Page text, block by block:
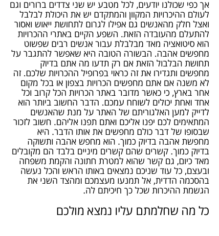
אך כפי שכולנו יודעים, לכל מטבע יש שני צדדים ברורים וגם
לעולם ההיכרויות המקוון והמתקדם יש את היכולת לבלבל
ואצל חלק מהאנשים גם אפילו לגרום לתחושת ייאוש ואסור
להתעלם מהעובדה הזאת. השפע הקיים באתרי ההכרויות
הוא סיטואציה מאד מבלבלת עבור אנשים רבים שפשוט
מחפשים אהבה. הבשורה הטובה היא שאפשר להתגבר על
תחושת הבלבול הזאת אם רק תדעו מה אתם בדיוק
מחפשים ותגדירו את זה כראוי בפרופיל ההכרויות שלכם. זה
לא משנה אם אתם מחפשים הכרויות בצפון או בכל מקום
אחר בארץ, כי כאשר מדובר באתר הכרויות הכל קרוב וכל
אחד ואחת יכולים לשוחח עמכם. הדבר החשוב ביותר הוא
לדייק למען האלגוריתם של האתר על מנת שהאנשים
המתאימים לכם יפנו אליכם ואתם תפנו אליהם. חשוב לזכור
שבסופו של דבר כולם מחפשים את אותו הדבר. היא
מחפשת אהבה בדיוק כמוך. הוא מחפש אהבה ותשוקה
בדיוק כמוך. קשרים שהם קשרים מיניים בלבד הם מקובלים
מאד כיום, גם קשר שהוא למטרת חתונה והקמת משפחה
ובעצם, כל עוד שניכם נמצאים באותו הראש והכל נעשה
בהסכמה הדדית, אל תמנעו מעצמכם ומהצד השני את
הגשמת ההיכרות שכל כך חיכיתם לה.
כל מה שחלמתם עליו נמצא מולכם